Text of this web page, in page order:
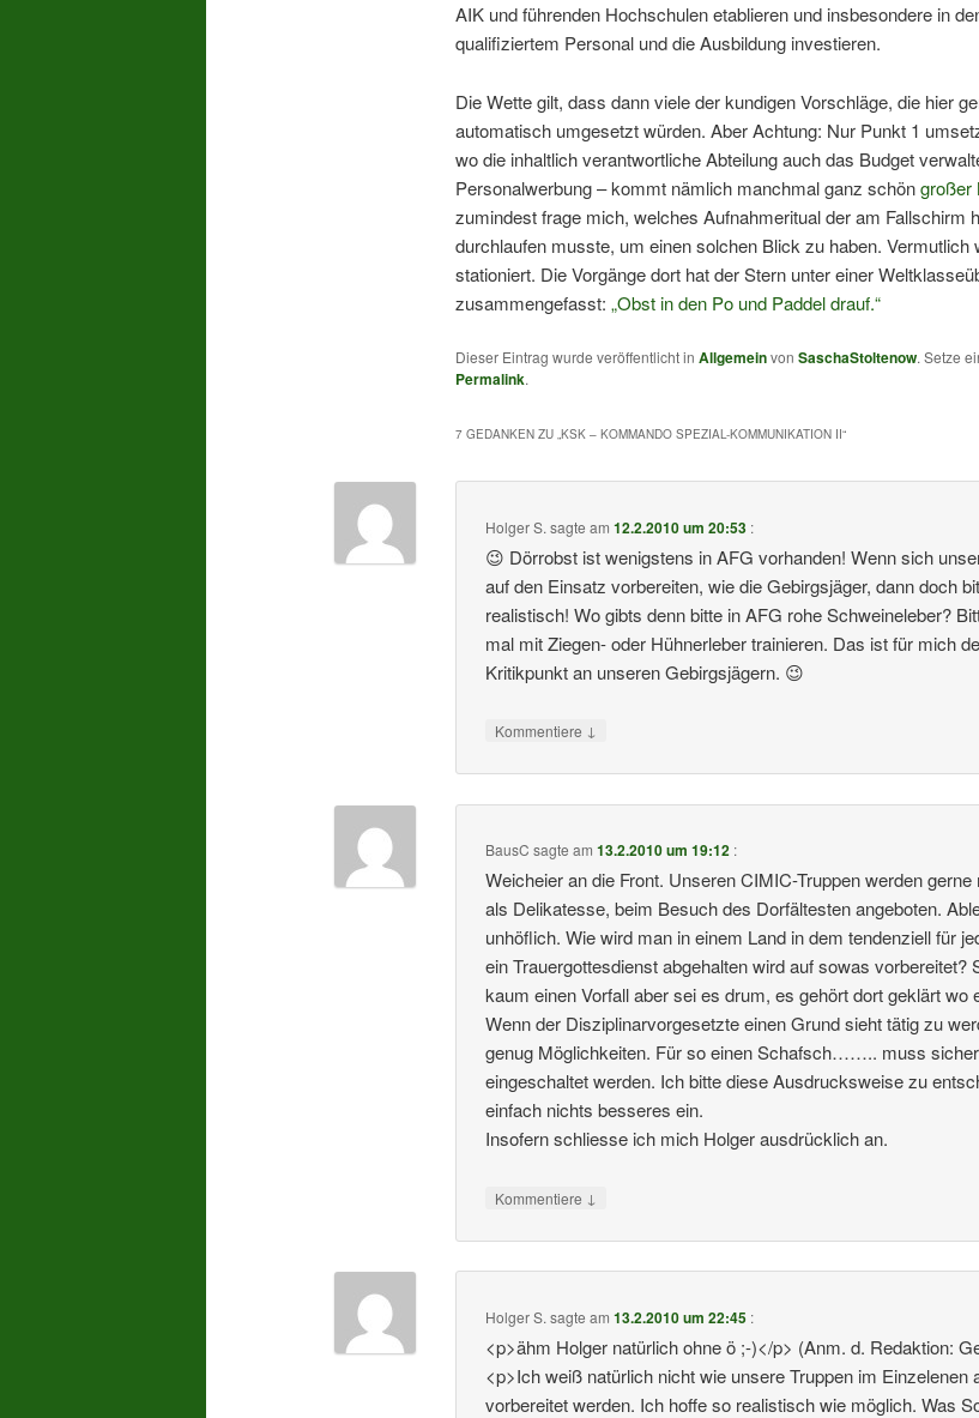
AIK und führenden Hochschulen etablieren und insbesondere in
qualifiziertem Personal und die Ausbildung investieren.
Die Wette gilt, dass dann viele der kundigen Vorschläge, die hier
automatisch umgesetzt würden. Aber Achtung: Nur Punkt 1
wo die inhaltlich verantwortliche Abteilung auch das Budget
Personalwerbung – kommt nämlich manchmal ganz schöngroßer
zumindest frage mich, welches Aufnahmeritual der am Fallschirm
durchlaufen musste, um einen solchen Blick zu haben. Vermutlich
stationiert. Die Vorgänge dort hat der Stern unter einer
zusammengefasst: „Obst in den Po und Paddel drauf.“
Dieser Eintrag wurde veröffentlicht in Allgemeinvon SaschaStoltenow. Setze
Permalink.
7 GEDANKEN ZU „KSK – KOMMANDO SPEZIAL-KOMMUNIKATION II“
Holger S. sagte am12.2.2010 um 20:53 :
😉 Dörrobst ist wenigstens in AFG vorhanden! Wenn sich
auf den Einsatz vorbereiten, wie die Gebirgsjäger, dann doch
realistisch! Wo gibts denn bitte in AFG rohe Schweineleber?
mal mit Ziegen- oder Hühnerleber trainieren. Das ist für mich
Kritikpunkt an unseren Gebirgsjägern. 😉
Kommentiere ↓
BausC sagte am13.2.2010 um 19:12 :
Weicheier an die Front. Unseren CIMIC-Truppen werden
als Delikatesse, beim Besuch des Dorfältesten angeboten.
unhöflich. Wie wird man in einem Land in dem tendenziell für
ein Trauergottesdienst abgehalten wird auf sowas vorbereitet?
kaum einen Vorfall aber sei es drum, es gehört dort geklärt wo
Wenn der Disziplinarvorgesetzte einen Grund sieht tätig zu
genug Möglichkeiten. Für so einen Schafsch…….. muss
eingeschaltet werden. Ich bitte diese Ausdrucksweise zu
einfach nichts besseres ein.
Insofern schliesse ich mich Holger ausdrücklich an.
Kommentiere ↓
Holger S. sagte am13.2.2010 um 22:45 :
<p>ähm Holger natürlich ohne ö ;-)</p> (Anm. d. Redaktion:
<p>Ich weiß natürlich nicht wie unsere Truppen im Einzelenen
vorbereitet werden. Ich hoffe so realistisch wie möglich. Was